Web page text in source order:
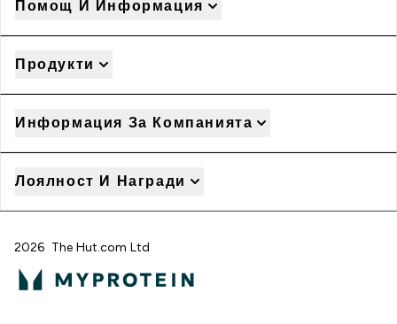
Помощ И Информация
Продукти
Информация За Компанията
Лоялност И Награди
2026 The Hut.com Ltd